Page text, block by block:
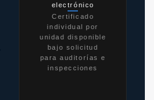
electrónico
Certificado
individual por
unidad disponible
bajo solicitud
para auditorías e
inspecciones